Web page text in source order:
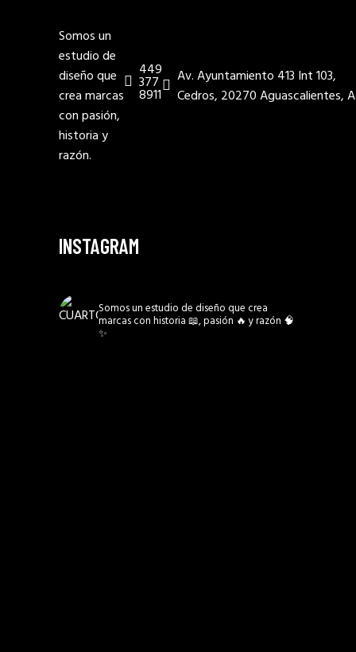
Somos un
estudio de
diseño que
crea marcas
con pasión,
historia y
razón.
449
377
8911
Av. Ayuntamiento 413 Int 103,
Cedros, 20270 Aguascalientes,
INSTAGRAM
Somos un estudio de diseño que crea
marcas con historia 📖, pasión 🔥 y razón 🧠
✨